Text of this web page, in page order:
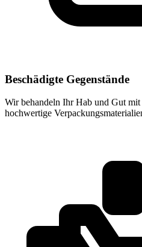
Beschädigte Gegenstände
Wir behandeln Ihr Hab und Gut
hochwertige